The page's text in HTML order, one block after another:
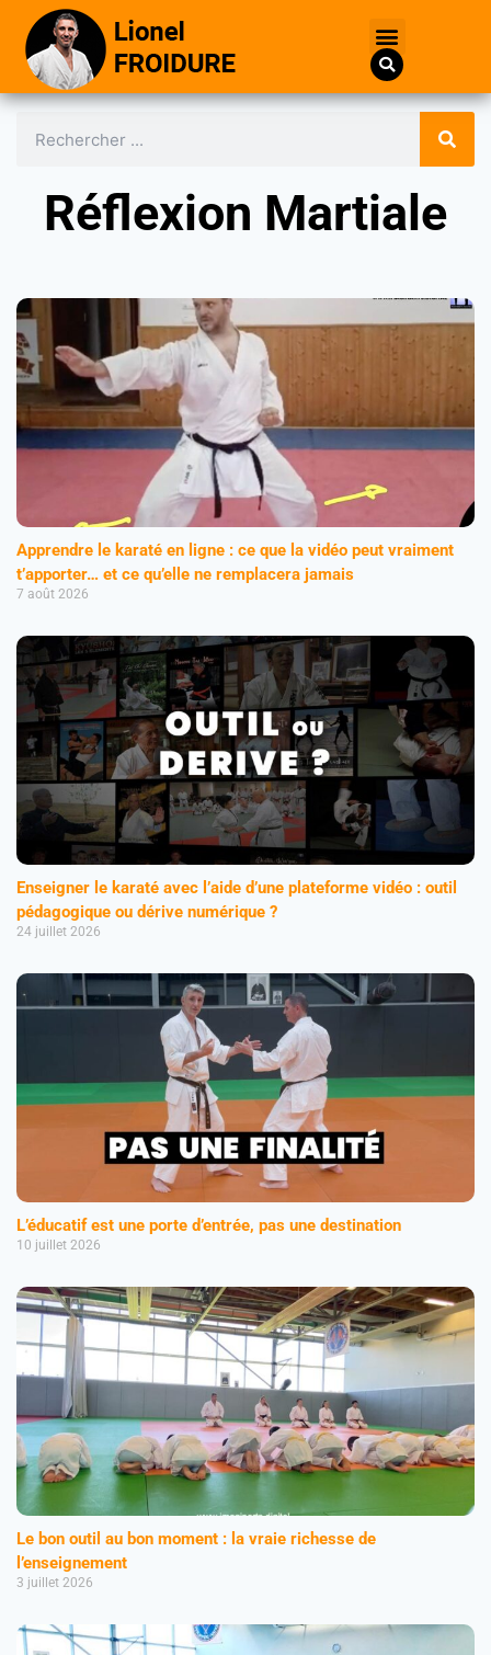
Réflexion Martiale
Apprendre le karaté en ligne : ce que la vidéo peut vraiment
t’apporter… et ce qu’elle ne remplacera jamais
7 août 2026
Enseigner le karaté avec l’aide d’une plateforme vidéo : outil
pédagogique ou dérive numérique ?
24 juillet 2026
L’éducatif est une porte d’entrée, pas une destination
10 juillet 2026
Le bon outil au bon moment : la vraie richesse de
l’enseignement
3 juillet 2026